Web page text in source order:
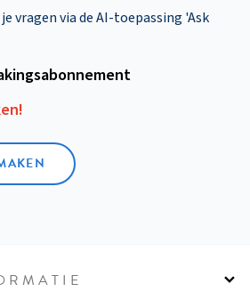
vragen via de AI-toepassing 'Ask